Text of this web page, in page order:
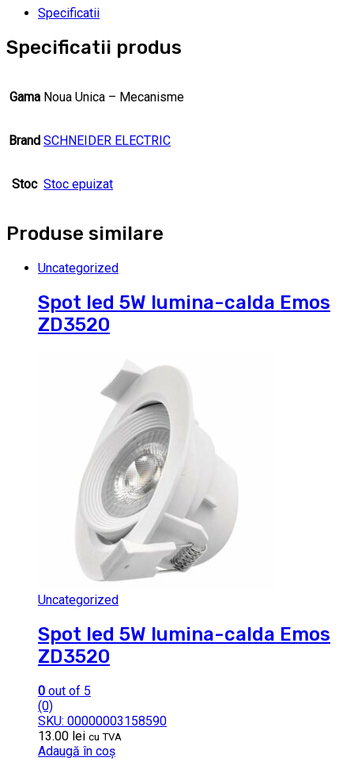
Specificatii
Specificatii produs
Gama Noua Unica – Mecanisme
Brand SCHNEIDER ELECTRIC
Stoc Stoc epuizat
Produse similare
Uncategorized
Spot led 5W lumina-calda Emos
ZD3520
Uncategorized
Spot led 5W lumina-calda Emos
ZD3520
0 out of 5
(0)
SKU: 00000003158590
13.00 lei cu TVA
Adaugă în coș